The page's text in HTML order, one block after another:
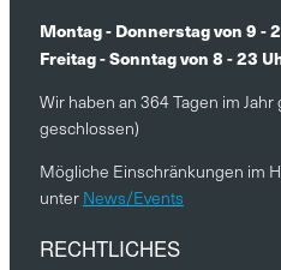
Montag - Donnerstag von 9 -
Freitag - Sonntag von 8 - 23
Wir haben an 364 Tagen im
geschlossen)
Mögliche Einschränkungen im
unter News/Events
RECHTLICHES